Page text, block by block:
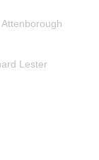
Lester